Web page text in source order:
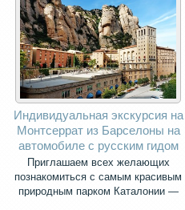
Индивидуальная экскурсия на
Монтсеррат из Барселоны на
автомобиле с русским гидом
Приглашаем всех желающих
познакомиться с самым красивым
природным парком Каталонии —